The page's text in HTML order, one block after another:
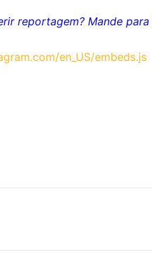
reportagem? Mande para
en_US/embeds.js